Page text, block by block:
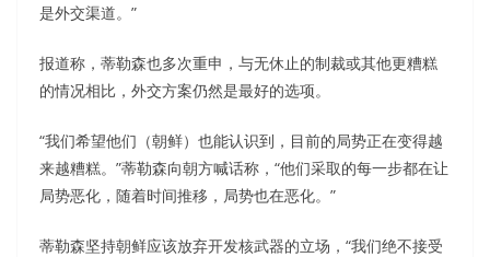
是外交渠道。”
报道称，蒂勒森也多次重申，与无休止的制裁或其他更糟糕
的情况相比，外交方案仍然是最好的选项。
“我们希望他们（朝鲜）也能认识到，目前的局势正在变得越
来越糟糕。”蒂勒森向朝方喊话称，“他们采取的每一步都在让
局势恶化，随着时间推移，局势也在恶化。”
蒂勒森坚持朝鲜应该放弃开发核武器的立场，“我们绝不接受